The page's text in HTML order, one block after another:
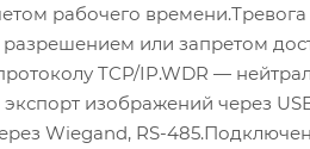
рабочего
или запретом
TCP/IP.WDR —
изображений через
Wiegand, RS-